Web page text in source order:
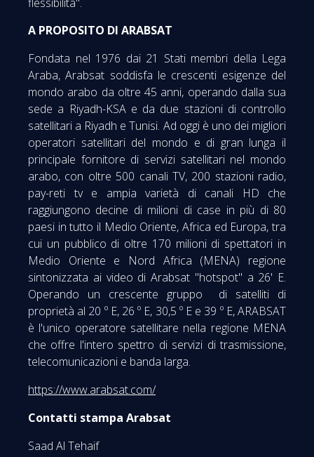
A PROPOSITO DI ARABSAT
Fondata nel 1976 dai 21 Stati membri della Lega
Araba, Arabsat soddisfa le crescenti esigenze del
mondo arabo da oltre 45 anni, operando dalla sua
sede a Riyadh-KSA e da due stazioni di controllo
satellitari a Riyadh e Tunisi. Ad oggi è uno dei migliori
operatori satellitari del mondo e di gran lunga il
principale fornitore di servizi satellitari nel mondo
arabo, con oltre 500 canali TV, 200 stazioni radio,
pay-reti tv e ampia varietà di canali HD che
raggiungono decine di milioni di case in più di 80
paesi in tutto il Medio Oriente, Africa ed Europa, tra
cui un pubblico di oltre 170 milioni di spettatori in
Medio Oriente e Nord Africa (MENA) regione
sintonizzata ai video di Arabsat "hotspot" a 26' E.
Operando un crescente gruppo di satelliti di
proprietà al 20 º E, 26 º E, 30,5 º E e 39 º E, ARABSAT
è l'unico operatore satellitare nella regione MENA
che offre l'intero spettro di servizi di trasmissione,
telecomunicazioni e banda larga.
https://www.arabsat.com/
Contatti stampa Arabsat
Saad Al Tehaif